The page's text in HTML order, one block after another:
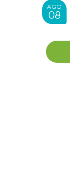
AGO
08